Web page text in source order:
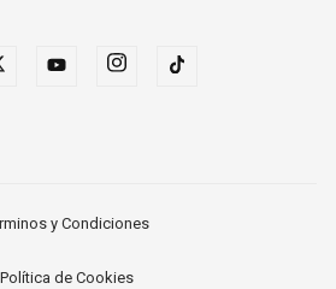
y Condiciones
Política de Cookies